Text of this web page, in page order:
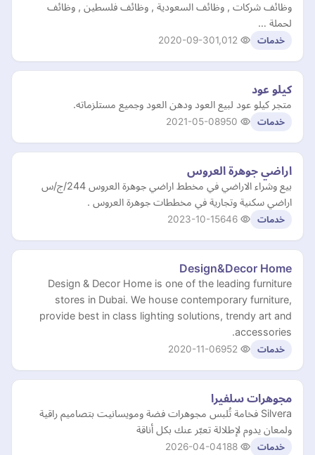
وظائف شركات , وظائف السعودية , وظائف فلسطين , وظائف
لحملة …
خدمات 2020-09-30
كيلو عود
متجر كيلو عود لبيع العود ودهن العود وجميع مستلزماته.
خدمات 2021-05-08
اراضي جوهرة العروس
بيع وشراء الاراضي في مخطط اراضي جوهرة العروس 244/ج/س
اراضي سكنية وتجارية في مخططات جوهرة العروس .
خدمات 2023-10-15
Design&Decor Home
Design & Decor Home is one of the leading furniture
stores in Dubai. We house contemporary furniture,
provide best in class lighting solutions, trendy art and
accessories.
خدمات 2020-11-06
مجوهرات سلفيرا
Silvera فخامة تُلبس مجوهرات فضة ومويسانيت بتصاميم راقية
ولمعان يدوم لإطلالة تعبّر عنك بكل أناقة
خدمات 2026-04-04